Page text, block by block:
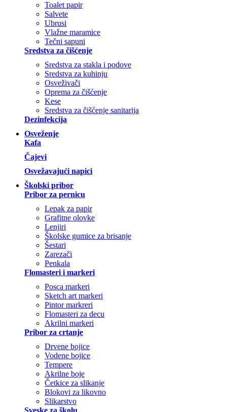
Toalet papir
Salvete
Ubrusi
Vlažne maramice
Tečni sapuni
Sredstva za čišćenje
Sredstva za stakla i podove
Sredstva za kuhinju
Osveživači
Oprema za čišćenje
Kese
Sredstva za čišćenje sanitarija
Dezinfekcija
Osveženje
Kafa
Čajevi
Osvežavajući napici
Školski pribor
Pribor za pernicu
Lepak za papir
Grafitne olovke
Lenjiri
Školske gumice za brisanje
Šestari
Zarezači
Penkala
Flomasteri i markeri
Posca markeri
Sketch art markeri
Pintor markreri
Flomasteri za decu
Akrilni markeri
Pribor za crtanje
Drvene bojice
Vodene bojice
Tempere
Akrilne boje
Četkice za slikanje
Blokovi za likovno
Slikarstvo
Sveske za školu